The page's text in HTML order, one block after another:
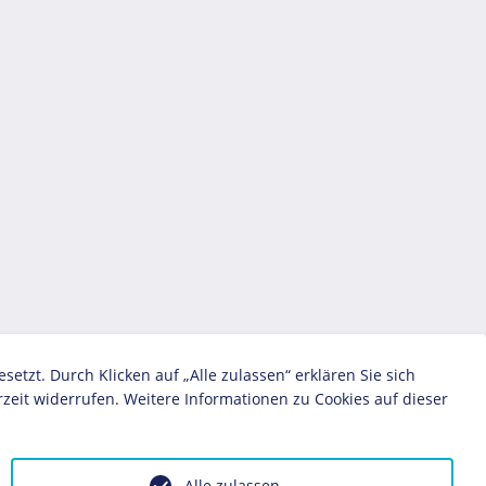
Durch Klicken auf „Alle zulassen“ erklären Sie sich
widerrufen. Weitere Informationen zu Cookies auf dieser